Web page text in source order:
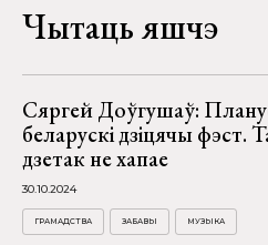
Чытаць яшчэ
Сяргей Доўгушаў:
беларускі дзіцячы фэст.
дзетак не хапае
30.10.2024
ГРАМАДСТВА ЗАБАВЫ МУЗЫКА